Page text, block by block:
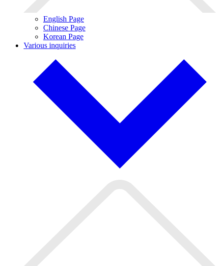
English Page
Chinese Page
Korean Page
Various inquiries